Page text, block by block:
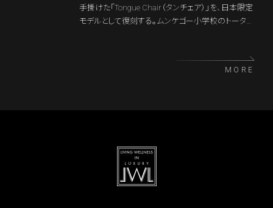
手掛けた「Tongue Chair（タンチェア）」を、日本限定
モデルとして復刻する。ムンケゴー小学校のトータル
月7日からアクタス新宿店で先行発売される。
MORE